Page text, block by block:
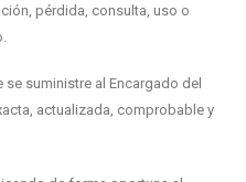
pérdida, consulta, uso o
suministre al Encargado del
actualizada, comprobable y